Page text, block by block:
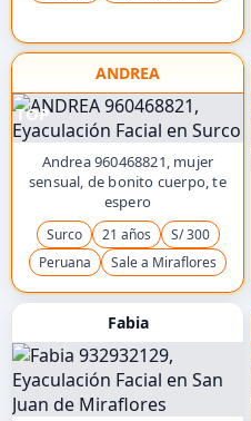
ANDREA
TOP
Andrea 960468821, mujer
sensual, de bonito cuerpo, te
espero
Surco 21 años
S/ 300
Peruana
Sale a Miraflores
Fabia